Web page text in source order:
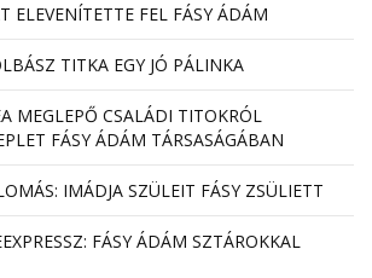
ELEVENÍTETTE FEL FÁSY ÁDÁM
TITKA EGY JÓ PÁLINKA
MEGLEPŐ CSALÁDI TITOKRÓL
FÁSY ÁDÁM TÁRSASÁGÁBAN
IMÁDJA SZÜLEIT FÁSY ZSÜLIETT
FÁSY ÁDÁM SZTÁROKKAL